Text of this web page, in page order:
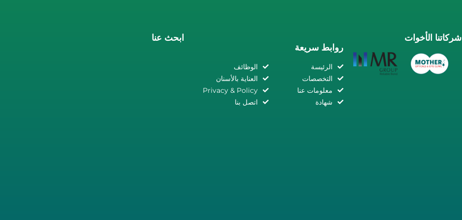
شركاتنا الأخوات
روابط سريعة
الرئيسة
التخصصات
معلومات عنا
شهادة
الوظائف
العناية بالأسنان
Privacy & Policy
اتصل بنا
ابحث عنا